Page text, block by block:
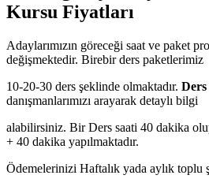
Kursu Fiyatları
Adaylarımızın göreceği saat ve paket
değişmektedir. Birebir ders paketlerimiz
10-20-30 ders şeklinde olmaktadır.
danışmanlarımızı arayarak detaylı bilgi
alabilirsiniz. Bir Ders saati 40 dakika
+ 40 dakika yapılmaktadır.
Ödemelerinizi Haftalık yada aylık toplu